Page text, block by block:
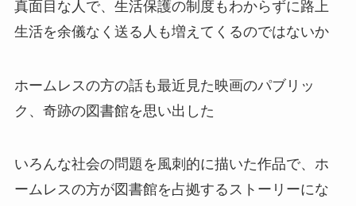
真面目な人で、生活保護の制度もわからずに路上
生活を余儀なく送る人も増えてくるのではないか
ホームレスの方の話も最近見た映画のパブリッ
ク、奇跡の図書館を思い出した
いろんな社会の問題を風刺的に描いた作品で、ホ
ームレスの方が図書館を占拠するストーリーにな